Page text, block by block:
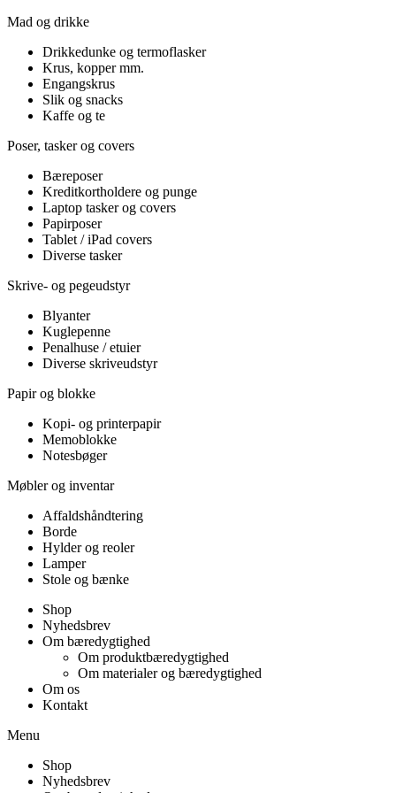
Mad og drikke
Drikkedunke og termoflasker
Krus, kopper mm.
Engangskrus
Slik og snacks
Kaffe og te
Poser, tasker og covers
Bæreposer
Kreditkortholdere og punge
Laptop tasker og covers
Papirposer
Tablet / iPad covers
Diverse tasker
Skrive- og pegeudstyr
Blyanter
Kuglepenne
Penalhuse / etuier
Diverse skriveudstyr
Papir og blokke
Kopi- og printerpapir
Memoblokke
Notesbøger
Møbler og inventar
Affaldshåndtering
Borde
Hylder og reoler
Lamper
Stole og bænke
Shop
Nyhedsbrev
Om bæredygtighed
Om produktbæredygtighed
Om materialer og bæredygtighed
Om os
Kontakt
Menu
Shop
Nyhedsbrev